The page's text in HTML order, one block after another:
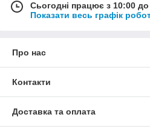
Сьогодні працює з 10:00
Показати весь графік
Про нас
Контакти
Доставка та оплата